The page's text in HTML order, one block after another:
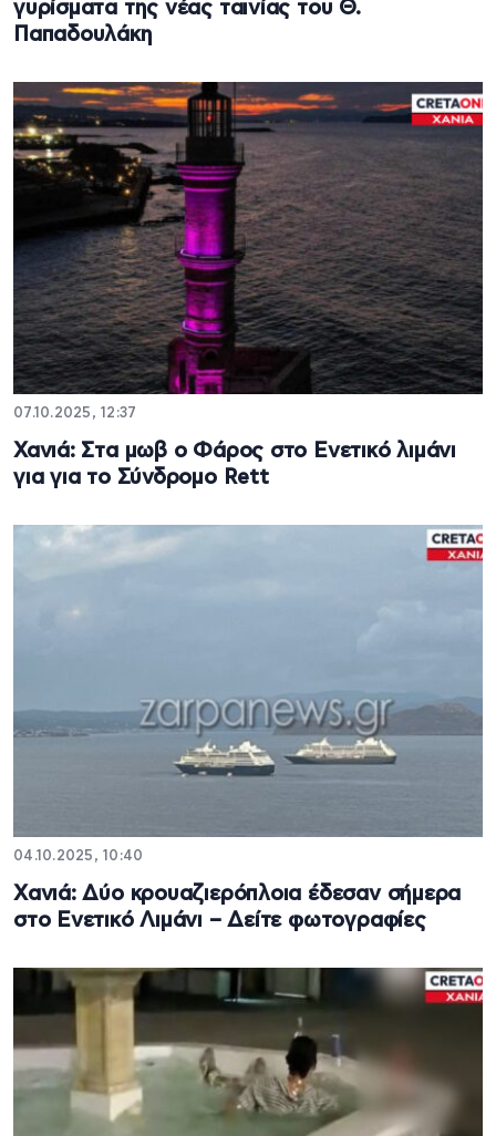
γυρίσματα της νέας ταινίας του Θ.
Παπαδουλάκη
07.10.2025, 12:37
Χανιά: Στα μωβ ο Φάρος στο Ενετικό λιμάνι
για για το Σύνδρομο Rett
04.10.2025, 10:40
Xανιά: Δύο κρουαζιερόπλοια έδεσαν σήμερα
στο Ενετικό Λιμάνι – Δείτε φωτογραφίες